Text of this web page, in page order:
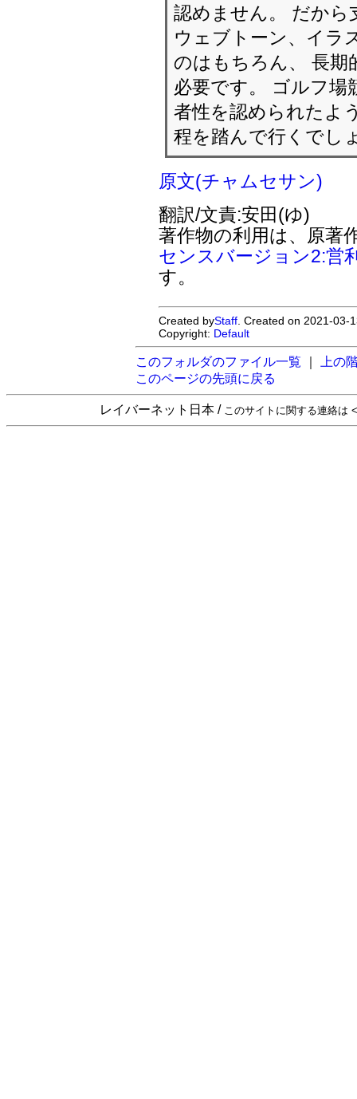
認めません。 だから
ウェブトーン、イラ
のはもちろん、 長期
必要です。 ゴルフ場
者性を認められたよ
程を踏んで行くでし
原文(チャムセサン)
翻訳/文責:安田(ゆ)
著作物の利用は、原著
センスバージョン2:営
す。
Created byStaff. Created on 2021-03-
Copyright: Default
このフォルダのファイル一覧
上の
このページの先頭に戻る
レイバーネット日本 / このサイトに関する連絡は